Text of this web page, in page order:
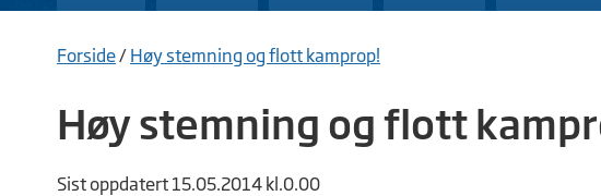
Forside/ Høy stemning og flott kamprop!
Høy stemning og flott
Sist oppdatert 15.05.2014 kl.0.00